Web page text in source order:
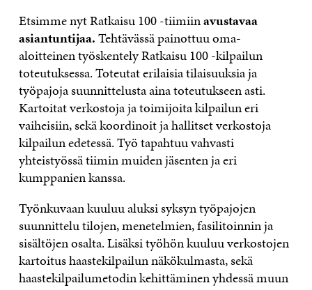
Etsimme nyt Ratkaisu 100 -tiimiinavustavaa
asiantuntijaa.Tehtävässä painottuu oma-
aloitteinen työskentely Ratkaisu 100 -kilpailun
toteutuksessa. Toteutat erilaisia tilaisuuksia ja
työpajoja suunnittelusta aina toteutukseen asti.
Kartoitat verkostoja ja toimijoita kilpailun eri
vaiheisiin, sekä koordinoit ja hallitset verkostoja
kilpailun edetessä. Työ tapahtuu vahvasti
yhteistyössä tiimin muiden jäsenten ja eri
kumppanien kanssa.
Työnkuvaan kuuluu aluksi syksyn työpajojen
suunnittelu tilojen, menetelmien, fasilitoinnin ja
sisältöjen osalta. Lisäksi työhön kuuluu verkostojen
kartoitus haastekilpailun näkökulmasta, sekä
haastekilpailumetodin kehittäminen yhdessä muun